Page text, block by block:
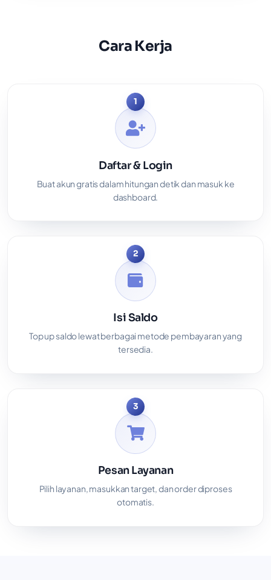
Cara Kerja
1
Daftar & Login
Buat akun gratis dalam hitungan detik dan masuk ke
dashboard.
2
Isi Saldo
Top up saldo lewat berbagai metode pembayaran yang
tersedia.
3
Pesan Layanan
Pilih layanan, masukkan target, dan order diproses
otomatis.